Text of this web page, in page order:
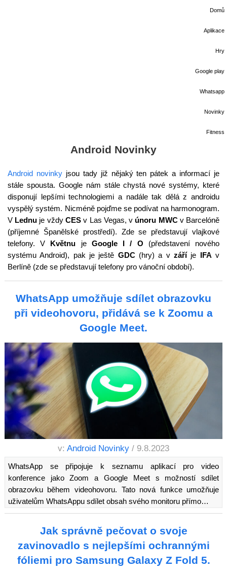
Domů
Aplikace
Hry
Google play
Whatsapp
Novinky
Fitness
Android Novinky
Android novinkyjsou tady již nějaký ten pátek a informací je
stále spousta. Google nám stále chystá nové systémy, které
disponují lepšími technologiemi a nadále tak dělá z androidu
vyspělý systém. Nicméně pojďme se podívat na harmonogram.
V Lednu je vždyCES v Las Vegas, v únoru MWCv Barcelóně
(příjemné Španělské prostředí). Zde se představují vlajkové
telefony. V Květnu jeGoogle I / O (představení nového
systému Android), pak je ještě GDC(hry) a vzáříje IFA v
Berlíně (zde se představují telefony pro vánoční období).
WhatsApp umožňuje sdílet obrazovku
při videohovoru, přidává se k Zoomu a
Google Meet.
v: Android Novinky / 9.8.2023
WhatsApp se připojuje k seznamu aplikací pro video
konference jako Zoom a Google Meet s možností sdílet
obrazovku během videohovoru. Tato nová funkce umožňuje
uživatelům WhatsAppu sdílet obsah svého monitoru přímo…
Jak správně pečovat o svoje
zavinovadlo s nejlepšími ochrannými
fóliemi pro Samsung Galaxy Z Fold 5.